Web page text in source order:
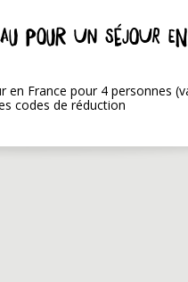
pour un séjour
France pour 4 personnes
codes de réduction